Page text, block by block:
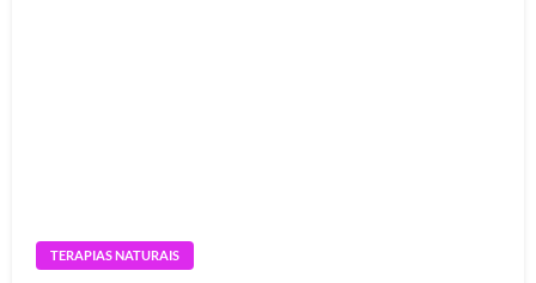
TERAPIAS NATURAIS